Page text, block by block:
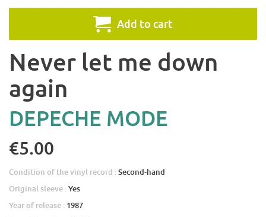
Add to cart
Never let me down
again
DEPECHE MODE
€5.00
Condition of the vinyl record :Second-hand
Original sleeve :Yes
Year of release : 1987